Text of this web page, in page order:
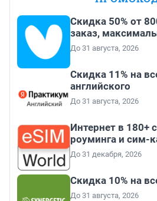
Скидка 50% от
заказ,
До 31 августа, 2026
Скидка 11% на
английского
До 31 августа, 2026
Интернет в 180+
роуминга и сим-
До 31 декабря, 2026
Скидка 10% на
До 31 августа, 2026